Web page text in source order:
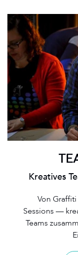
Kreatives
Von
Sessions —
Teams